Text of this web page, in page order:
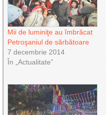
Mii de luminiţe au îmbrăcat
Petroşaniul de sărbătoare
7 decembrie 2014
În „Actualitate”